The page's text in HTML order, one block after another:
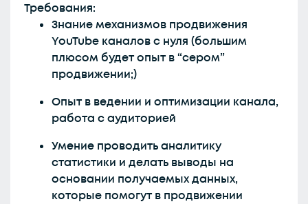
Требования:
Знание механизмов продвижения
YouTube каналов с нуля (большим
плюсом будет опыт в “сером”
продвижении;)
Опыт в ведении и оптимизации канала,
работа с аудиторией
Умение проводить аналитику
статистики и делать выводы на
основании получаемых данных,
которые помогут в продвижении